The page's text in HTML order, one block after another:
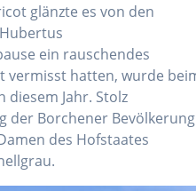
glänzte es von den
ein rauschendes
vermisst hatten, wurde
Jahr. Stolz
der Borchener
des Hofstaates